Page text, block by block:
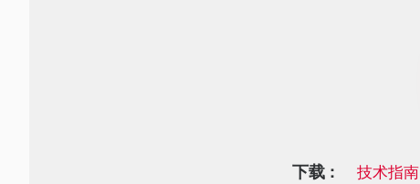
下载 : 技术指南